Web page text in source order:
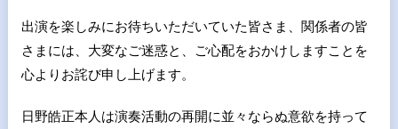
出演を楽しみにお待ちいただいていた皆さま、 関係者の皆
さまには、大変なご迷惑と、
ご心配をおかけしますことを
心よりお詫び申し上げます。
日野皓正本人は演奏活動の再開に並々ならぬ意欲を持って